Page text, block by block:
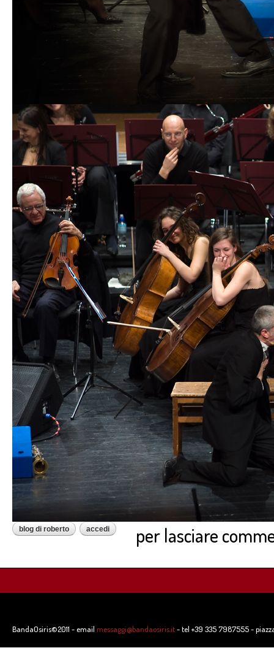
blog di roberto accedi per lasciare
BandaOsiris©2011 - email messaggi@bandaosiris.it- tel +39 335 7987555 -